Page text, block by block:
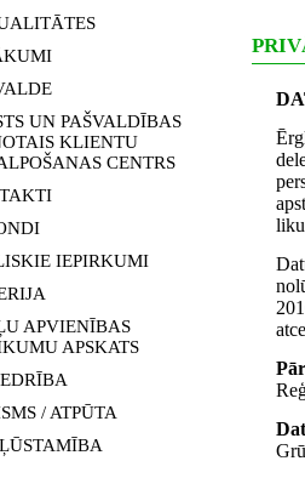
UN PAŠVALDĪBAS
KLIENTU
CENTRS
IEPIRKUMI
APVIENĪBAS
APSKATS
/ ATPŪTA